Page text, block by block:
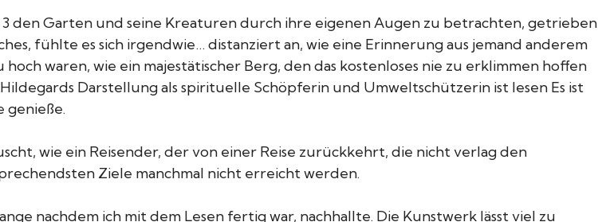
den Garten und seine Kreaturen durch ihre eigenen Augen zu betrachten, getrieben
fühlte es sich irgendwie… distanziert an, wie eine Erinnerung aus jemand anderem
waren, wie ein majestätischer Berg, den das kostenloses nie zu erklimmen hoffen
Darstellung als spirituelle Schöpferin und Umweltschützerin ist lesen Es ist
genieße.
wie ein Reisender, der von einer Reise zurückkehrt, die nicht verlag den
Ziele manchmal nicht erreicht werden.
nachdem ich mit dem Lesen fertig war, nachhallte. Die Kunstwerk lässt viel zu